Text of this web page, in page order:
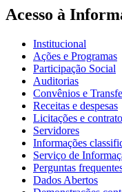
Acesso à
Institucional
Ações e Programas
Participação Social
Auditorias
Convênios e
Receitas e despesas
Licitações e
Servidores
Informações
Serviço de
Perguntas
Dados Abertos